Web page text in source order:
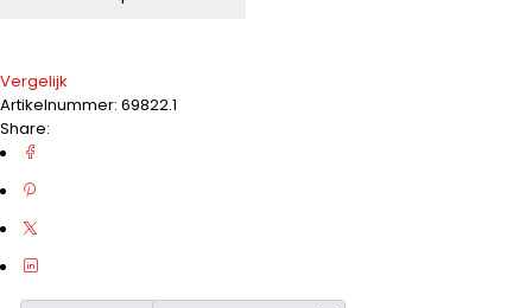
Vergelijk
Artikelnummer: 69822.1
Share: